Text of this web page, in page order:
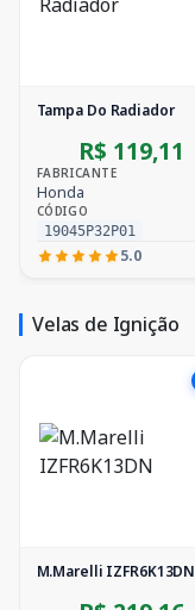
Tampa Do Radiador
R$ 119,11
FABRICANTE
Honda
CÓDIGO
19045P32P01
5.0
Velas de Ignição
M.Marelli IZFR6K13DN